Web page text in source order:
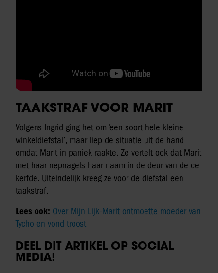
TAAKSTRAF VOOR MARIT
Volgens Ingrid ging het om ‘een soort hele kleine
winkeldiefstal’, maar liep de situatie uit de hand
omdat Marit in paniek raakte. Ze vertelt ook dat Marit
met haar nepnagels haar naam in de deur van de cel
kerfde. Uiteindelijk kreeg ze voor de diefstal een
taakstraf.
Lees ook: Over Mijn Lijk-Marit ontmoette moeder van
Tycho en vond troost
DEEL DIT ARTIKEL OP SOCIAL
MEDIA!